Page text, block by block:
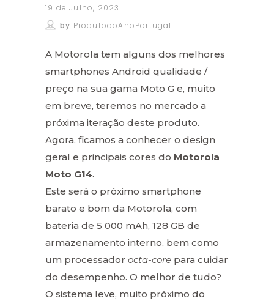
19 de Julho, 2023
by ProdutodoAnoPortugal
A Motorola tem alguns dos melhores
smartphones Android qualidade /
preço na sua gama Moto G e, muito
em breve, teremos no mercado a
próxima iteração deste produto.
Agora, ficamos a conhecer o design
geral e principais cores do Motorola
Moto G14.
Este será o próximo smartphone
barato e bom da Motorola, com
bateria de 5 000 mAh, 128 GB de
armazenamento interno, bem como
um processador octa-core para cuidar
do desempenho. O melhor de tudo?
O sistema leve, muito próximo do